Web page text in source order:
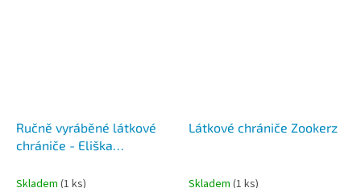
Ručně vyráběné látkové
chrániče - Eliška
Skladem (1 ks)
Látkové chrániče Zookerz
Skladem (1 ks)